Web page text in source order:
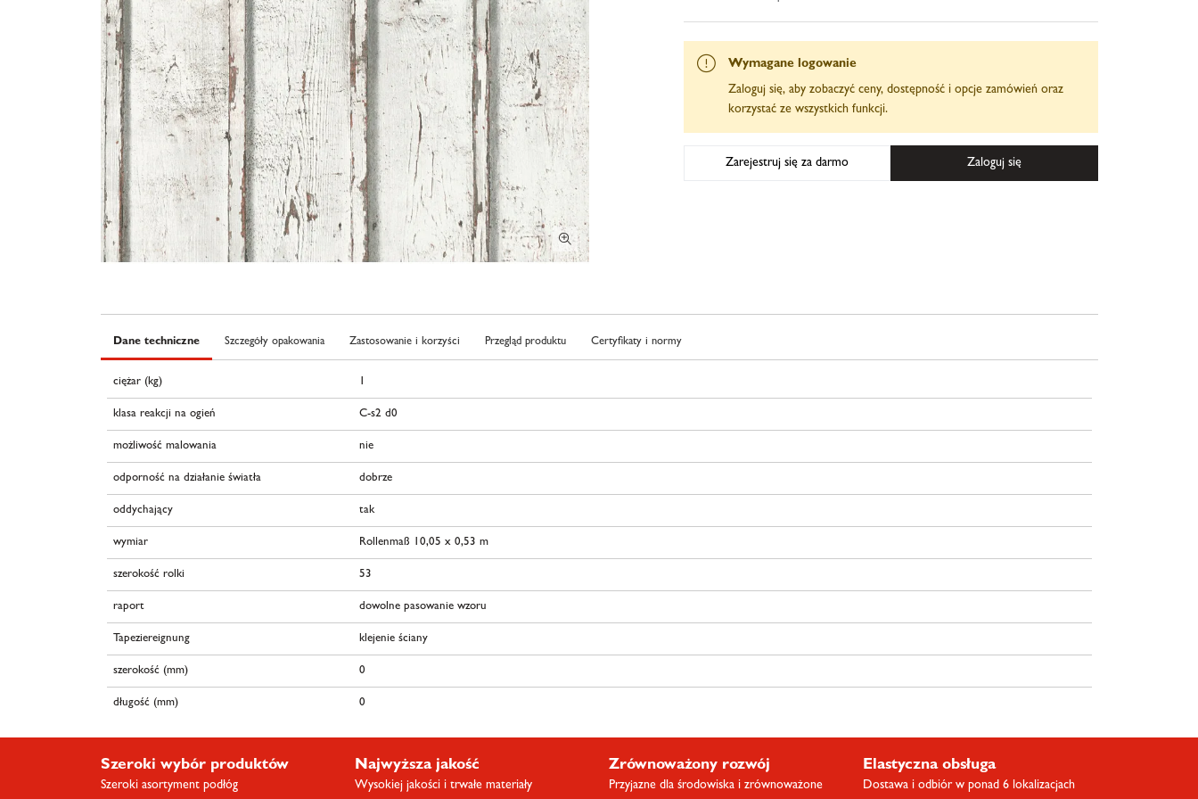
Wymagane logowanie
Zaloguj się, aby zobaczyć ceny, dostępność i opcje zamówień oraz
korzystać ze wszystkich funkcji.
Zarejestruj się za darmo Zaloguj się
Dane techniczne Szczegóły opakowania Zastosowanie i korzyści Przegląd produktu Certyfikaty i normy
ciężar (kg)
klasa reakcji na ogień C-s2 d0
możliwość malowania nie
odporność na działanie światła dobrze
oddychający tak
wymiar Rollenmaß 10,05 x 0,53 m
szerokość rolki 53
raport dowolne pasowanie wzoru
Tapeziereignung klejenie ściany
szerokość (mm) 0
długość (mm) 0
Szeroki wybór produktów
Szeroki asortyment podłóg
Najwyższa jakość
Wysokiej jakości i trwałe materiały
Zrównoważony rozwój
Przyjazne dla środowiska i zrównoważone
Elastyczna obsługa
Dostawa i odbiór w ponad 6 lokalizacjach